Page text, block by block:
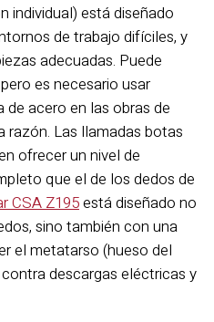
individual) está diseñado
de trabajo difíciles, y
adecuadas. Puede
es necesario usar
acero en las obras de
Las llamadas botas
ofrecer un nivel de
que el de los dedos de
CSA Z195está diseñado no
sino también con una
el metatarso (hueso del
descargas eléctricas y